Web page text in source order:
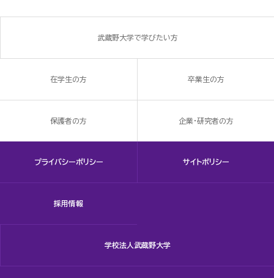
武蔵野大学で学びたい方
在学生の方 卒業生の方
保護者の方 企業・研究者の方
プライバシーポリシー サイトポリシー
採用情報
学校法人武蔵野大学